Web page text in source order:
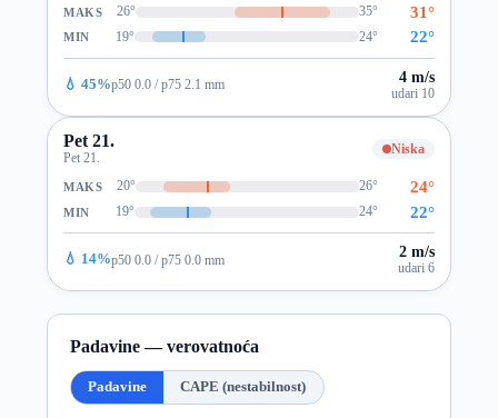
MAKS 26° 35° 31°
MIN 19° 24° 22°
💧 45%p50 0.0 / p75 2.1 mm 4 m/s
udari 10
Pet 21.
Pet 21.
Niska
MAKS 20° 26° 24°
MIN 19° 24° 22°
💧 14%p50 0.0 / p75 0.0 mm 2 m/s
udari 6
Padavine — verovatnoća
Padavine CAPE (nestabilnost)